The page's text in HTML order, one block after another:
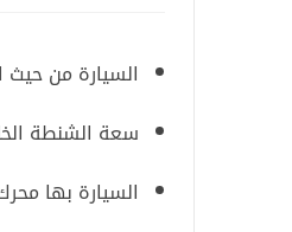
السيارة من حيث الأبعاد الطول 4370 مم
سعة الشنطة الخلفية
السيارة بها محرك